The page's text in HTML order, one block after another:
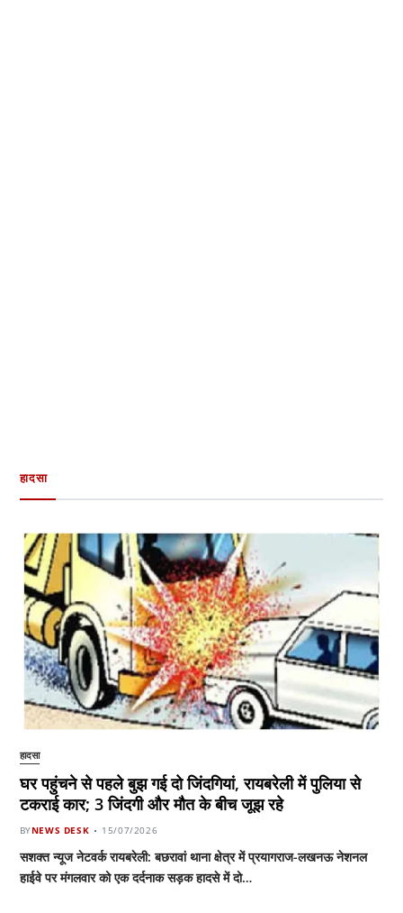
हादसा
हादसा
घर पहुंचने से पहले बुझ गई दो जिंदगियां, रायबरेली में पुलिया से
टकराई कार; 3 जिंदगी और मौत के बीच जूझ रहे
BYNEWS DESK 15/07/2026
सशक्त न्यूज नेटवर्क रायबरेली: बछरावां थाना क्षेत्र में प्रयागराज-लखनऊ नेशनल
हाईवे पर मंगलवार को एक दर्दनाक सड़क हादसे में दो…